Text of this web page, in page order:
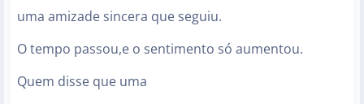
uma amizade sincera que seguiu.
O tempo passou,e o sentimento só aumentou.
Quem disse que uma